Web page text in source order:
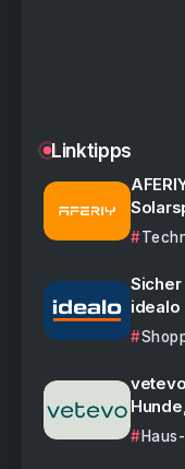
Linktipps
idealo